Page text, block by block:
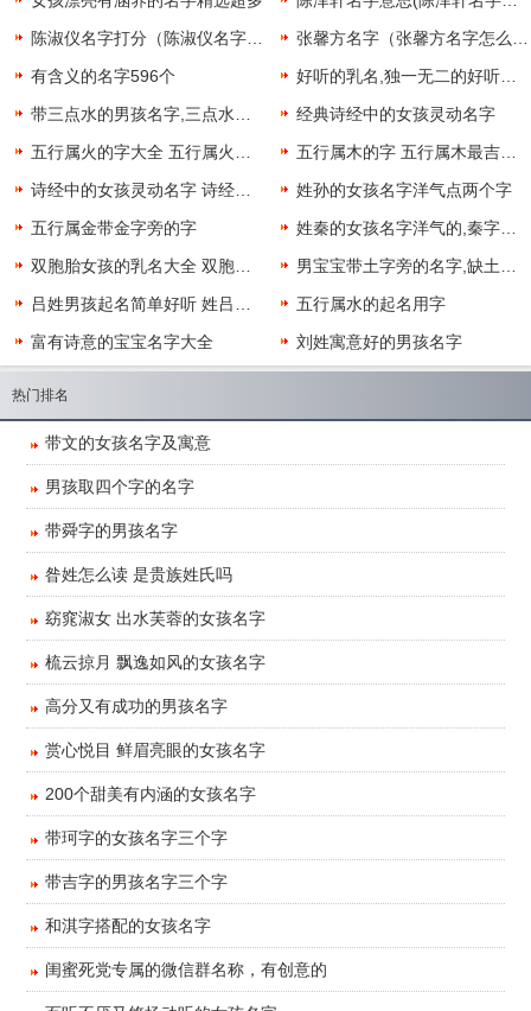
陈淑仪名字打分（陈淑仪名字解析）
张馨方名字（张馨方名字怎么样）
有含义的名字596个
好听的乳名,独一无二的好听乳名
带三点水的男孩名字,三点水字旁最吉利的字
经典诗经中的女孩灵动名字
五行属火的字大全 五行属火最吉利的字
五行属木的字 五行属木最吉利的字
诗经中的女孩灵动名字 诗经中含有惊艳的名字
姓孙的女孩名字洋气点两个字
五行属金带金字旁的字
姓秦的女孩名字洋气的,秦字取名女孩名字两字
双胞胎女孩的乳名大全 双胞胎女孩乳名萌点的
男宝宝带土字旁的名字,缺土的男孩洋气名字
吕姓男孩起名简单好听 姓吕男孩名字好听大全
五行属水的起名用字
富有诗意的宝宝名字大全
刘姓寓意好的男孩名字
热门排名
​带文的女孩名字及寓意
​男孩取四个字的名字
​带舜字的男孩名字
​昝姓怎么读 是贵族姓氏吗
​窈窕淑女 出水芙蓉的女孩名字
​梳云掠月 飘逸如风的女孩名字
​高分又有成功的男孩名字
​赏心悦目 鲜眉亮眼的女孩名字
​200个甜美有内涵的女孩名字
​带珂字的女孩名字三个字
​带吉字的男孩名字三个字
​和淇字搭配的女孩名字
​闺蜜死党专属的微信群名称，有创意的